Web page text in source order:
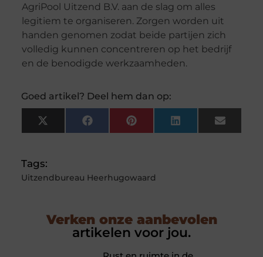
AgriPool Uitzend B.V. aan de slag om alles
legitiem te organiseren. Zorgen worden uit
handen genomen zodat beide partijen zich
volledig kunnen concentreren op het bedrijf
en de benodigde werkzaamheden.
Goed artikel? Deel hem dan op:
X
(Twitter)
FacebookPinterestLinkedInEmail
Tags:
Uitzendbureau Heerhugowaard
Verken onze aanbevolen
artikelen voor jou.